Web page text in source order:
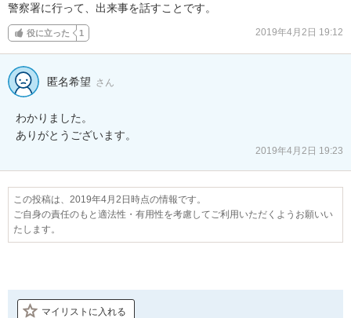
警察署に行って、出来事を話すことです。
役に立った 1 2019年4月2日 19:12
匿名希望 さん
わかりました。
ありがとうございます。
2019年4月2日 19:23
この投稿は、2019年4月2日時点の情報です。
ご自身の責任のもと適法性・有用性を考慮してご利用いただくようお願いい
たします。
マイリストに入れる